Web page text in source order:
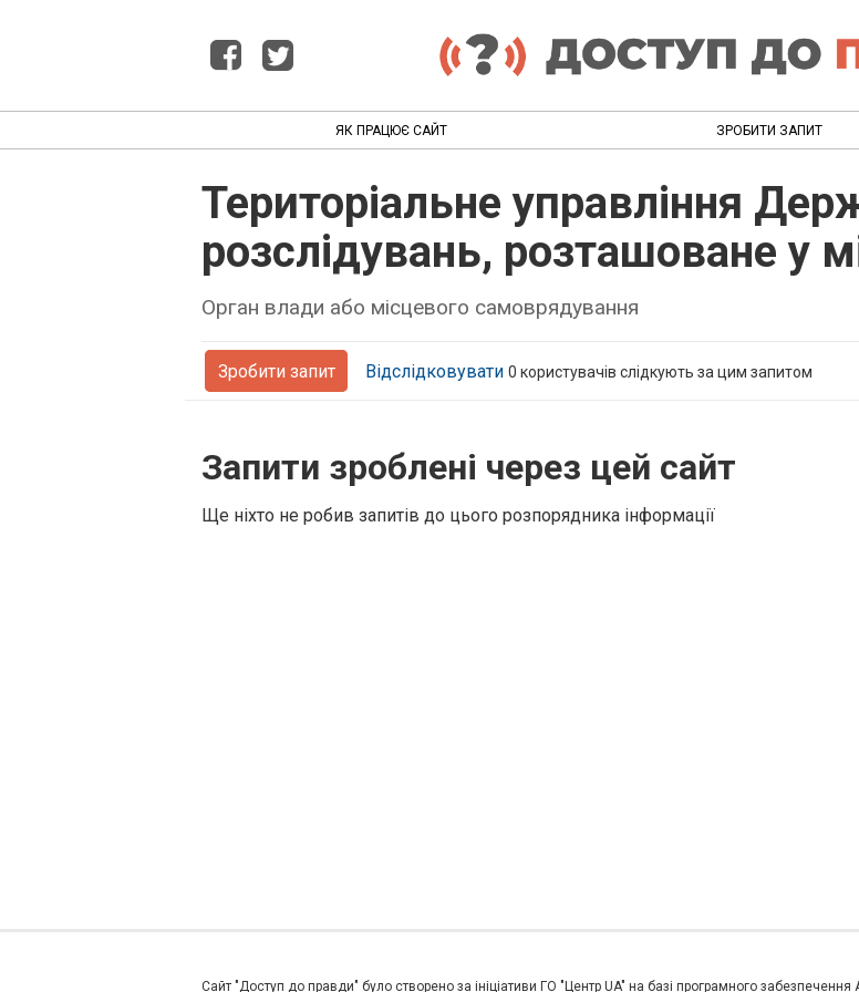
ЯК ПРАЦЮЄ САЙТ ЗРОБИТИ ЗАПИТ
Територіальне управління
розслідувань, розташоване у
Орган влади або місцевого самоврядування
Зробити запит Відслідковувати 0 користувачів слідкують за цим запитом
Запити зроблені через цей сайт
Ще ніхто не робив запитів до цього розпорядника інформації
Сайт "Доступ до правди" було створено за ініціативи ГО "Центр UA" на базі програмного